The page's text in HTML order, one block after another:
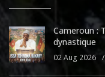
Cameroun :
dynastique
02 Aug 2026 /